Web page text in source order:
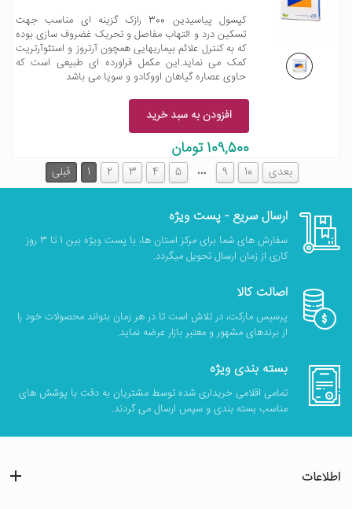
کپسول پیاسیدین 300 رازک گزینه ای مناسب جهت
تسکین درد و التهاب مفاصل و تحریک غضروف سازی بوده
که به کنترل علائم بیماریهایی همچون آرتروز و استئوآرتریت
کمک می نماید.این مکمل فراورده ای طبیعی است که
حاوی عصاره گیاهان اووکادو و سویا می باشد
افزودن به سبد خرید
109,500 تومان
قبلی 1 2 3 4 5 … 9 10 بعدی
ارسال سریع - پست ویژه
سفارش های شما برای مرکز استان ها، با پست ویژه بین 1 تا 3 روز
کاری از زمان ارسال تحویل میگردد.
اصالت کالا
پرسیس مارکت، در تلاش است تا در هر زمان بتواند محصولات خود را
از برندهای مشهور و معتبر بازار عرضه نماید.
بسته بندی ویژه
تمامی اقلامی خریداری شده توسط مشتریان به دقت با پوشش های
مناسب بسته بندی و سپس ارسال می گردند.
اطلاعات